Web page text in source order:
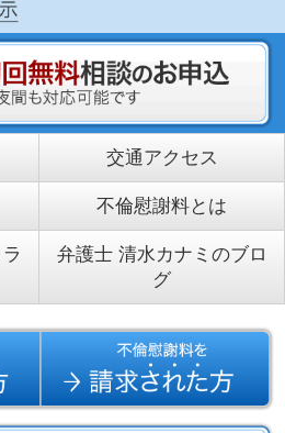
交通アクセス
不倫慰謝料とは
弁護士 清水カナミのブロ
グ